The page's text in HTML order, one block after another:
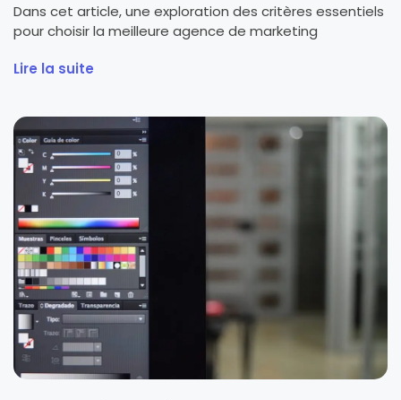
Dans cet article, une exploration des critères essentiels
pour choisir la meilleure agence de marketing
Lire la suite